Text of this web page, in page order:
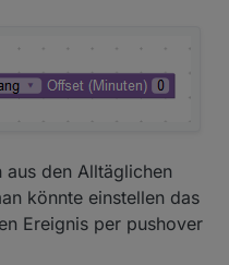
den Alltäglichen
könnte einstellen das
Ereignis per pushover